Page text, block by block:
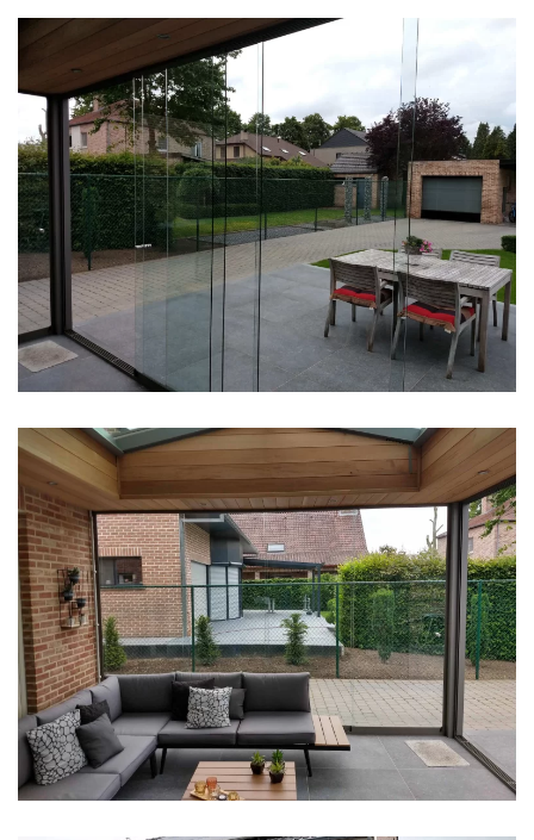
klik voor slideshow
klik voor slideshow